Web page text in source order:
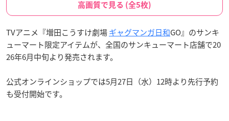
高画質で見る (全5枚)
TVアニメ『増田こうすけ劇場ギャグマンガ日和GO』のサンキ
ューマート限定アイテムが、全国のサンキューマート店舗で20
26年6月中旬より発売されます。
公式オンラインショップでは5月27日（水）12時より先行予約
も受付開始です。